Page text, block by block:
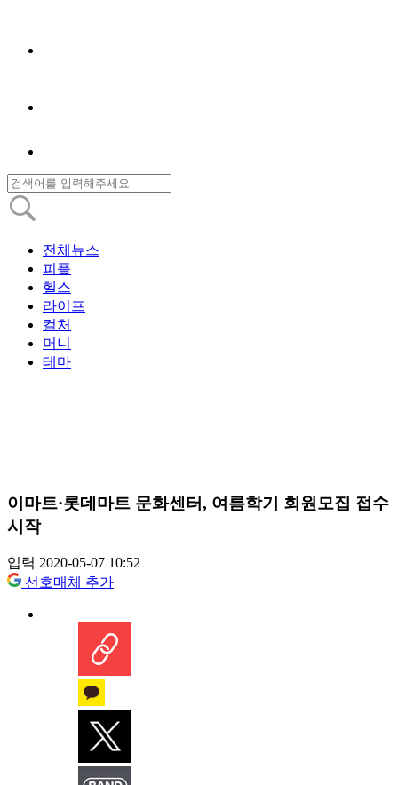
전체뉴스
피플
헬스
라이프
컬처
머니
테마
이마트·롯데마트 문화센터, 여름학기 회원모집 접수
시작
입력 2020-05-07 10:52
선호매체 추가